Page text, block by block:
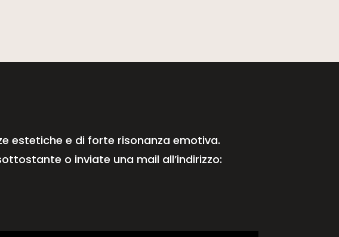
estetiche e di forte risonanza emotiva.
o inviate una mail all’indirizzo: